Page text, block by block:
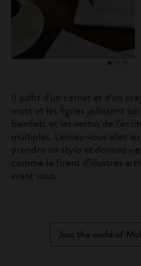
Il suffit d’un carnet et d’un
mots et les lignes jaillissent
bienfaits et les vertus de
multiples. Laissez-vous aller
prendre un stylo et donnez vie
comme le firent d’illustres
avant vous.
Join the world of